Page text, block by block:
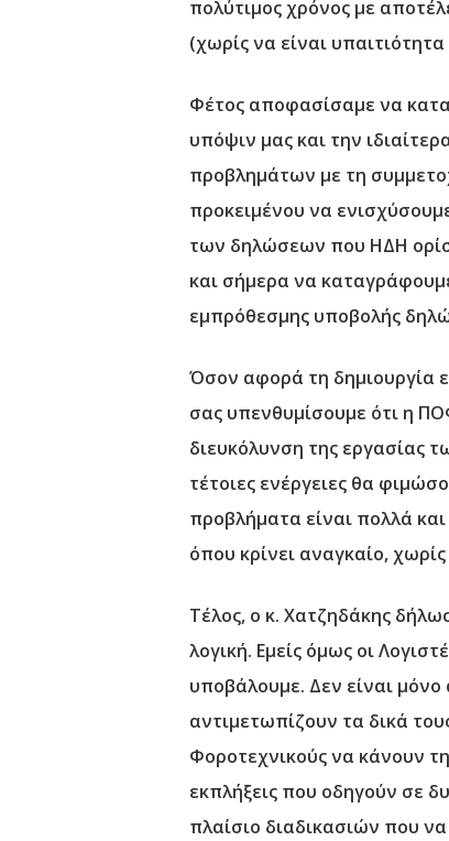
πολύτιμος χρόνος με
(χωρίς να είναι
Φέτος αποφασίσαμε να
υπόψιν μας και την
προβλημάτων με τη
προκειμένου να
των δηλώσεων που ΗΔΗ
και σήμερα να
εμπρόθεσμης υποβολής
Όσον αφορά τη δημιουργία
σας υπενθυμίσουμε ότι η
διευκόλυνση της εργασίας
τέτοιες ενέργειες θα
προβλήματα είναι πολλά
όπου κρίνει αναγκαίο,
Τέλος, ο κ. Χατζηδάκης
λογική. Εμείς όμως οι
υποβάλουμε. Δεν είναι
αντιμετωπίζουν τα δικά
Φοροτεχνικούς να κάνουν
εκπλήξεις που οδηγούν σε
πλαίσιο διαδικασιών που